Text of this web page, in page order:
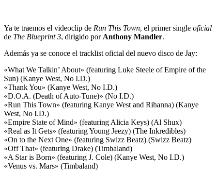
Ya te traemos el videoclip de Run This Town, el primer single oficial
de The Blueprint 3, dirigido por Anthony Mandler.
Además ya se conoce el tracklist oficial del nuevo disco de Jay:
«What We Talkin’ About» (featuring Luke Steele of Empire of the
Sun) (Kanye West, No I.D.)
«Thank You» (Kanye West, No I.D.)
«D.O.A. (Death of Auto-Tune)» (No I.D.)
«Run This Town» (featuring Kanye West and Rihanna) (Kanye
West, No I.D.)
«Empire State of Mind» (featuring Alicia Keys) (Al Shux)
«Real as It Gets» (featuring Young Jeezy) (The Inkredibles)
«On to the Next One» (featuring Swizz Beatz) (Swizz Beatz)
«Off That» (featuring Drake) (Timbaland)
«A Star is Born» (featuring J. Cole) (Kanye West, No I.D.)
«Venus vs. Mars» (Timbaland)